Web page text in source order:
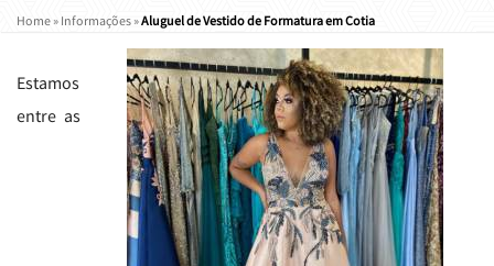
Home » Informações »Aluguel de Vestido de Formatura em Cotia
Estamos
entre as